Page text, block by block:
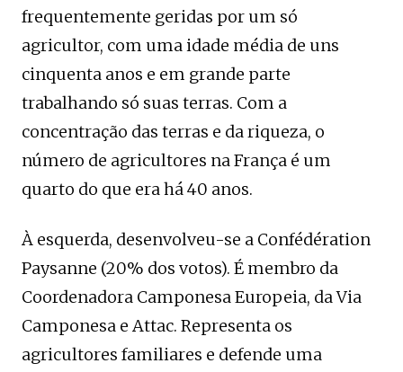
frequentemente geridas por um só
agricultor, com uma idade média de uns
cinquenta anos e em grande parte
trabalhando só suas terras. Com a
concentração das terras e da riqueza, o
número de agricultores na França é um
quarto do que era há 40 anos.
À esquerda, desenvolveu-se a Confédération
Paysanne (20% dos votos). É membro da
Coordenadora Camponesa Europeia, da Via
Camponesa e Attac. Representa os
agricultores familiares e defende uma